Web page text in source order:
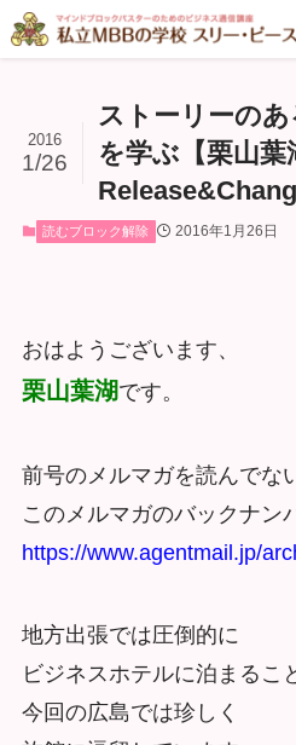
ストーリーの
を学ぶ【栗山葉
2016
1/26
読むブロック解除 2016年1月26日
おはようございます、
栗山葉湖です。
前号のメルマガを読んでな
このメルマガのバックナン
https://www.agentmail.jp/
地方出張では圧倒的に
ビジネスホテルに泊まるこ
今回の広島では珍しく